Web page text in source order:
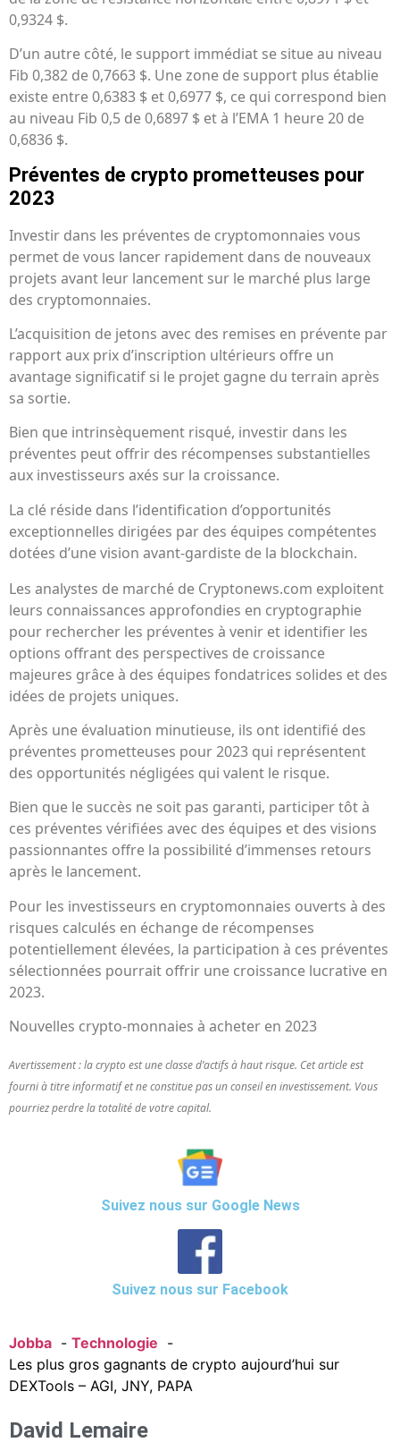
0,9324 $.
D’un autre côté, le support immédiat se situe au niveau
Fib 0,382 de 0,7663 $. Une zone de support plus établie
existe entre 0,6383 $ et 0,6977 $, ce qui correspond bien
au niveau Fib 0,5 de 0,6897 $ et à l’EMA 1 heure 20 de
0,6836 $.
Préventes de crypto prometteuses pour
2023
Investir dans les préventes de cryptomonnaies vous
permet de vous lancer rapidement dans de nouveaux
projets avant leur lancement sur le marché plus large
des cryptomonnaies.
L’acquisition de jetons avec des remises en prévente par
rapport aux prix d’inscription ultérieurs offre un
avantage significatif si le projet gagne du terrain après
sa sortie.
Bien que intrinsèquement risqué, investir dans les
préventes peut offrir des récompenses substantielles
aux investisseurs axés sur la croissance.
La clé réside dans l’identification d’opportunités
exceptionnelles dirigées par des équipes compétentes
dotées d’une vision avant-gardiste de la blockchain.
Les analystes de marché de Cryptonews.com exploitent
leurs connaissances approfondies en cryptographie
pour rechercher les préventes à venir et identifier les
options offrant des perspectives de croissance
majeures grâce à des équipes fondatrices solides et des
idées de projets uniques.
Après une évaluation minutieuse, ils ont identifié des
préventes prometteuses pour 2023 qui représentent
des opportunités négligées qui valent le risque.
Bien que le succès ne soit pas garanti, participer tôt à
ces préventes vérifiées avec des équipes et des visions
passionnantes offre la possibilité d’immenses retours
après le lancement.
Pour les investisseurs en cryptomonnaies ouverts à des
risques calculés en échange de récompenses
potentiellement élevées, la participation à ces préventes
sélectionnées pourrait offrir une croissance lucrative en
2023.
Nouvelles crypto-monnaies à acheter en 2023
Avertissement : la crypto est une classe d’actifs à haut risque. Cet article est
fourni à titre informatif et ne constitue pas un conseil en investissement. Vous
pourriez perdre la totalité de votre capital.
Suivez nous sur Google News
Suivez nous sur Facebook
Jobba
Technologie
Les plus gros gagnants de crypto aujourd’hui sur
DEXTools – AGI, JNY, PAPA
David Lemaire